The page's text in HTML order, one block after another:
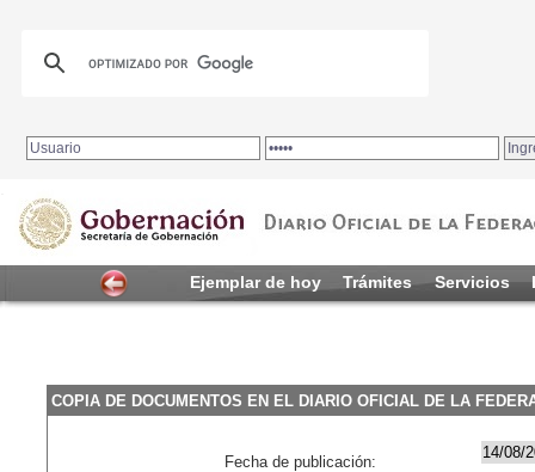
Ejemplar de hoy Trámites Servicios
COPIA DE DOCUMENTOS EN EL DIARIO OFICIAL DE LA
Fecha de publicación: